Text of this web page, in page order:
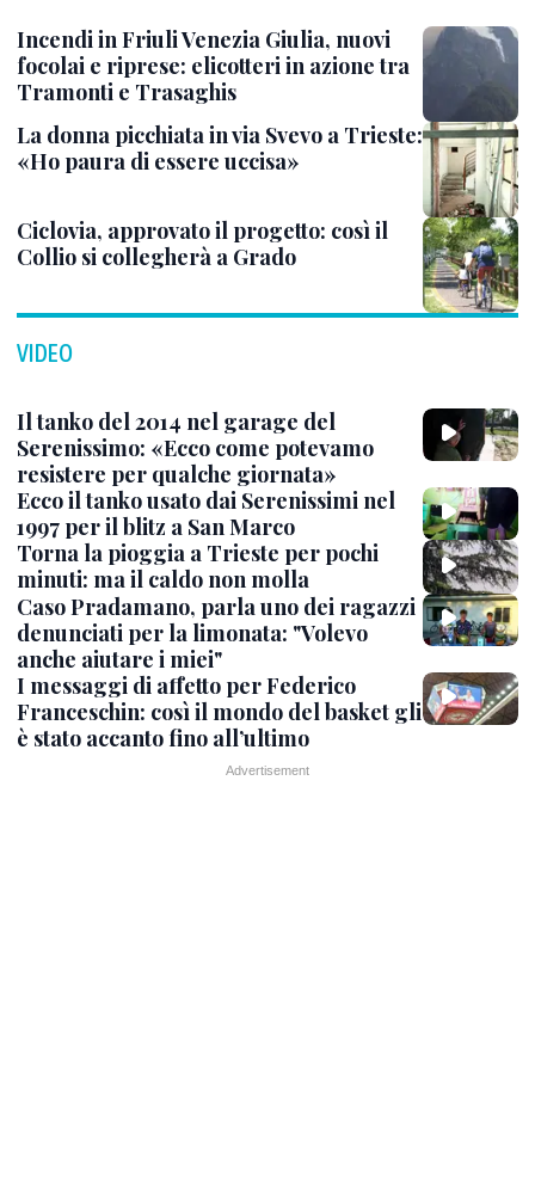
Incendi in Friuli Venezia Giulia, nuovi
focolai e riprese: elicotteri in azione tra
Tramonti e Trasaghis
La donna picchiata in via Svevo a Trieste:
«Ho paura di essere uccisa»
Ciclovia, approvato il progetto: così il
Collio si collegherà a Grado
VIDEO
Il tanko del 2014 nel garage del
Serenissimo: «Ecco come potevamo
resistere per qualche giornata»
Ecco il tanko usato dai Serenissimi nel
1997 per il blitz a San Marco
Torna la pioggia a Trieste per pochi
minuti: ma il caldo non molla
Caso Pradamano, parla uno dei ragazzi
denunciati per la limonata: "Volevo
anche aiutare i miei"
I messaggi di affetto per Federico
Franceschin: così il mondo del basket gli
è stato accanto fino all’ultimo